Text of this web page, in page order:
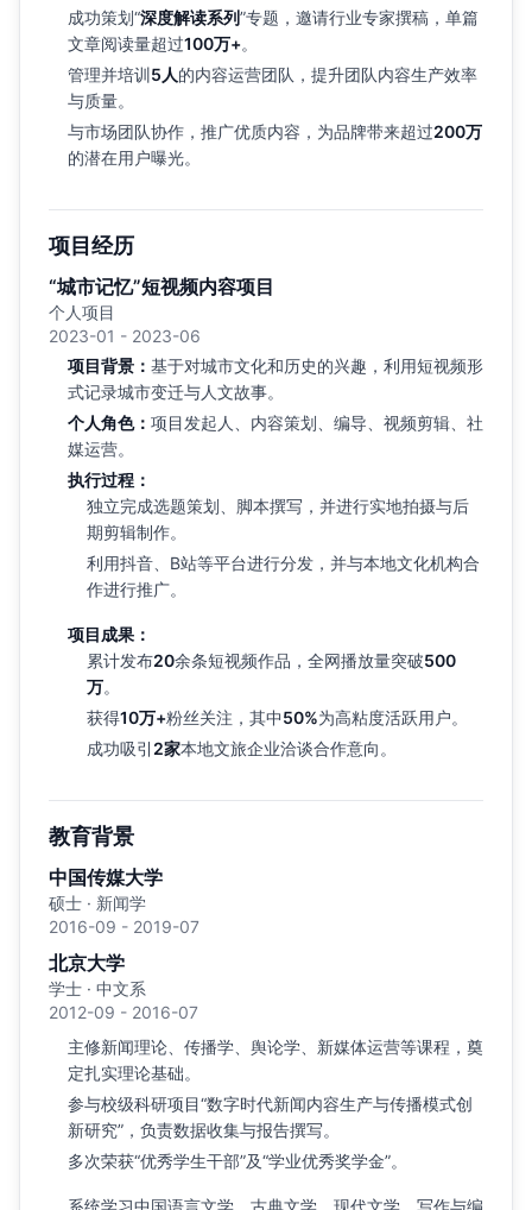
成功策划“深度解读系列”专题，邀请行业专家撰稿，单篇
文章阅读量超过100万+。
管理并培训5人的内容运营团队，提升团队内容生产效率
与质量。
与市场团队协作，推广优质内容，为品牌带来超过200万
的潜在用户曝光。
项目经历
“城市记忆”短视频内容项目
个人项目
2023-01 - 2023-06
项目背景： 基于对城市文化和历史的兴趣，利用短视频形
式记录城市变迁与人文故事。
个人角色： 项目发起人、内容策划、编导、视频剪辑、社
媒运营。
执行过程：
独立完成选题策划、脚本撰写，并进行实地拍摄与后
期剪辑制作。
利用抖音、B站等平台进行分发，并与本地文化机构合
作进行推广。
项目成果：
累计发布20余条短视频作品，全网播放量突破500
万。
获得10万+粉丝关注，其中50%为高粘度活跃用户。
成功吸引 2家本地文旅企业洽谈合作意向。
教育背景
中国传媒大学
硕士 · 新闻学
2016-09 - 2019-07
北京大学
学士 · 中文系
2012-09 - 2016-07
主修新闻理论、传播学、舆论学、新媒体运营等课程，奠
定扎实理论基础。
参与校级科研项目“数字时代新闻内容生产与传播模式创
新研究”，负责数据收集与报告撰写。
多次荣获“优秀学生干部”及“学业优秀奖学金”。
系统学习中国语言文学、古典文学、现代文学、写作与编